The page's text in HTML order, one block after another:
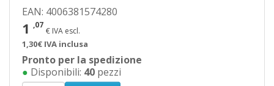
EAN: 4006381574280
1 ,07
€ IVA escl.
1,30€ IVA inclusa
Pronto per la spedizione
● Disponibili: 40 pezzi